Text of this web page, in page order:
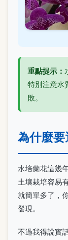
重點提示：
特別注意水
敗。
為什麼要
水培蘭花這幾
土壤栽培容易
就簡單多了，
發現。
不過我得說實